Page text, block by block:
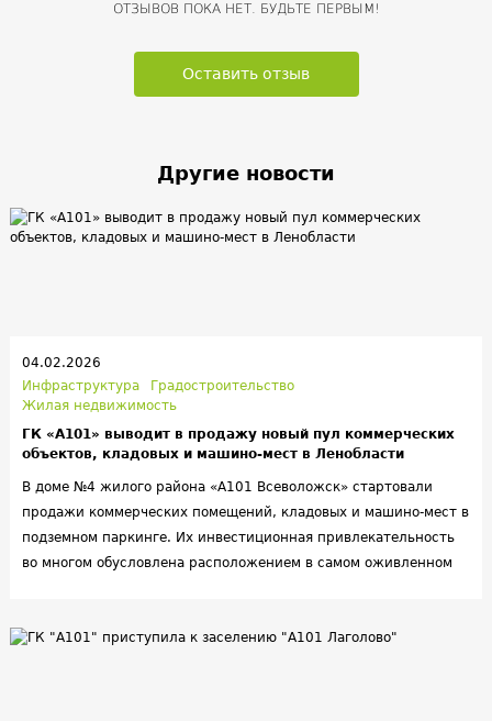
ОТЗЫВОВ ПОКА НЕТ. БУДЬТЕ ПЕРВЫМ!
Оставить отзыв
Другие новости
04.02.2026
Инфраструктура
Градостроительство
Жилая недвижимость
ГК «А101» выводит в продажу новый пул коммерческих
объектов, кладовых и машино-мест в Ленобласти
В доме №4 жилого района «А101 Всеволожск» стартовали
продажи коммерческих помещений, кладовых и машино-мест в
подземном паркинге. Их инвестиционная привлекательность
во многом обусловлена расположением в самом оживленном